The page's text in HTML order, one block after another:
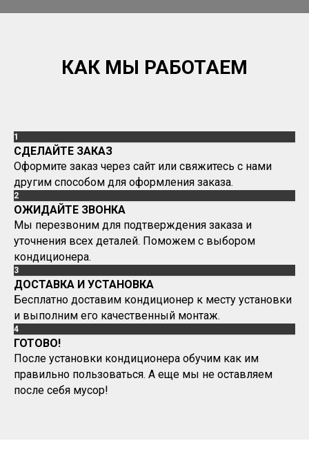
КАК МЫ РАБОТАЕМ
1
СДЕЛАЙТЕ ЗАКАЗ
Оформите заказ через сайт или свяжитесь с нами
другим способом для оформления заказа.
2
ОЖИДАЙТЕ ЗВОНКА
Мы перезвоним для подтверждения заказа и
уточнения всех деталей. Поможем с выбором
кондиционера.
3
ДОСТАВКА И УСТАНОВКА
Бесплатно доставим кондиционер к месту установки
и выполним его качественный монтаж.
4
ГОТОВО!
После установки кондиционера обучим как им
правильно пользоваться. А еще мы не оставляем
после себя мусор!